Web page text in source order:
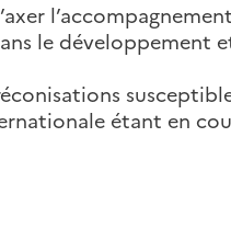
le développement
étant en